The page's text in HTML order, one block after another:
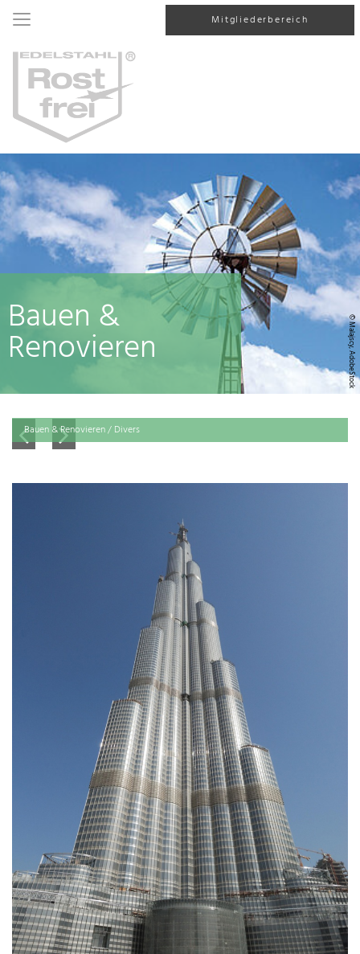
Mitgliederbereich
© Malajscy, AdobeStock
Bauen &
Renovieren
Bauen & Renovieren / Divers